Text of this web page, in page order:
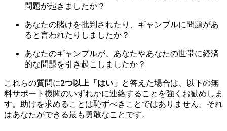
問題が起きましたか？
あなたの賭けを批判されたり、ギャンブルに問題があ
ると言われたりしましたか？
あなたのギャンブルが、あなたやあなたの世帯に経済
的な問題を引き起こしましたか？
これらの質問に2つ以上「はい」 と答えた場合は、以下の無
料サポート機関のいずれかに連絡することを強くお勧めしま
す。助けを求めることは恥ずべきことではありません。それ
はあなたができる最も勇敢なことです。